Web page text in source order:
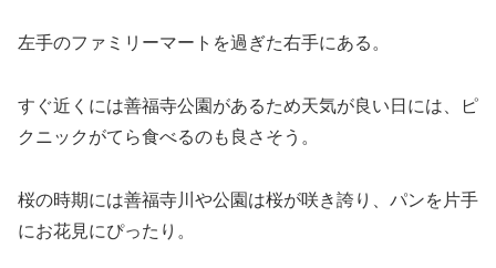
左手のファミリーマートを過ぎた右手にある。
すぐ近くには善福寺公園があるため天気が良い日には、ピ
クニックがてら食べるのも良さそう。
桜の時期には善福寺川や公園は桜が咲き誇り、パンを片手
にお花見にぴったり。